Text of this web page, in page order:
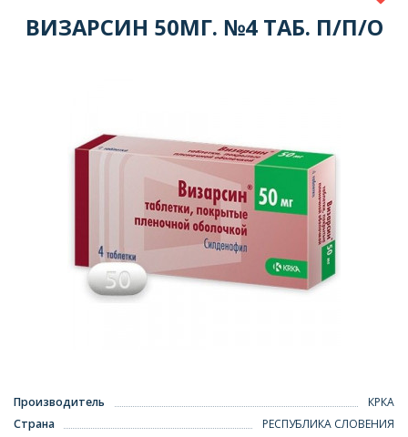
ВИЗАРСИН 50МГ. №4 ТАБ. П/П/О
Производитель
КРКА
Страна
РЕСПУБЛИКА СЛОВЕНИЯ